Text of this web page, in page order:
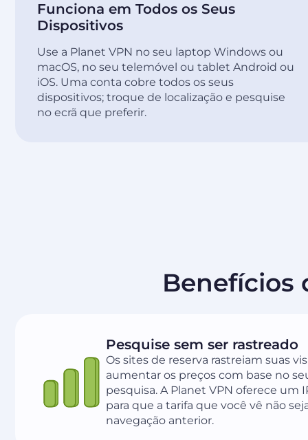
Funciona em Todos os Seus
Dispositivos
Use a Planet VPN no seu laptop Windows ou
macOS, no seu telemóvel ou tablet Android ou
iOS. Uma conta cobre todos os seus
dispositivos; troque de localização e pesquise
no ecrã que preferir.
Benefícios
Pesquise sem ser rastreado
Os sites de reserva rastreiam suas
aumentar os preços com base no
pesquisa. A Planet VPN oferece um
para que a tarifa que você vê não
navegação anterior.